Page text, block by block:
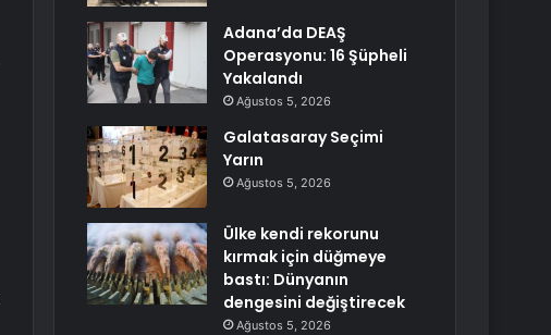
Adana’da DEAŞ
Operasyonu: 16 Şüpheli
Yakalandı
Ağustos 5, 2026
Galatasaray Seçimi
Yarın
Ağustos 5, 2026
Ülke kendi rekorunu
kırmak için düğmeye
bastı: Dünyanın
dengesini değiştirecek
Ağustos 5, 2026